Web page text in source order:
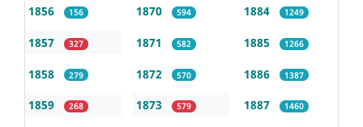
1856 156
1857 327
1858 279
1859 268
1870 594
1871 582
1872 570
1873 579
1884 1249
1885 1266
1886 1387
1887 1460